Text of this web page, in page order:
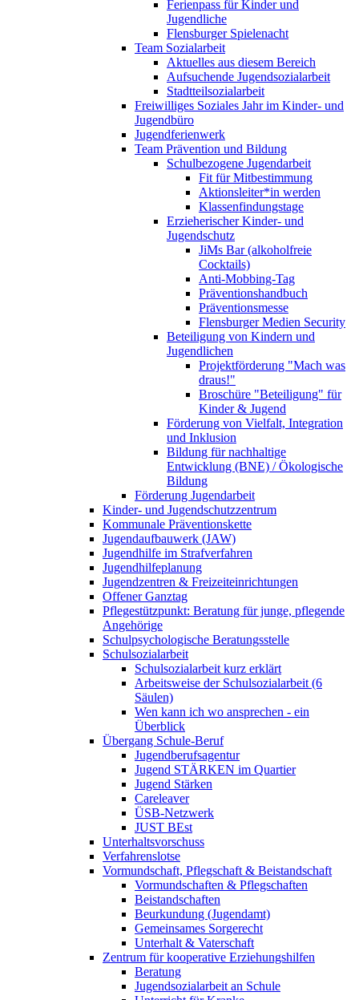
Ferienpass für Kinder und
Jugendliche
Flensburger Spielenacht
Team Sozialarbeit
Aktuelles aus diesem Bereich
Aufsuchende Jugendsozialarbeit
Stadtteilsozialarbeit
Freiwilliges Soziales Jahr im Kinder- und
Jugendbüro
Jugendferienwerk
Team Prävention und Bildung
Schulbezogene Jugendarbeit
Fit für Mitbestimmung
Aktionsleiter*in werden
Klassenfindungstage
Erzieherischer Kinder- und
Jugendschutz
JiMs Bar (alkoholfreie
Cocktails)
Anti-Mobbing-Tag
Präventionshandbuch
Präventionsmesse
Flensburger Medien Security
Beteiligung von Kindern und
Jugendlichen
Projektförderung "Mach was
draus!"
Broschüre "Beteiligung" für
Kinder & Jugend
Förderung von Vielfalt, Integration
und Inklusion
Bildung für nachhaltige
Entwicklung (BNE) / Ökologische
Bildung
Förderung Jugendarbeit
Kinder- und Jugendschutzzentrum
Kommunale Präventionskette
Jugendaufbauwerk (JAW)
Jugendhilfe im Strafverfahren
Jugendhilfeplanung
Jugendzentren & Freizeiteinrichtungen
Offener Ganztag
Pflegestützpunkt: Beratung für junge, pflegende
Angehörige
Schulpsychologische Beratungsstelle
Schulsozialarbeit
Schulsozialarbeit kurz erklärt
Arbeitsweise der Schulsozialarbeit (6
Säulen)
Wen kann ich wo ansprechen - ein
Überblick
Übergang Schule-Beruf
Jugendberufsagentur
Jugend STÄRKEN im Quartier
Jugend Stärken
Careleaver
ÜSB-Netzwerk
JUST BEst
Unterhaltsvorschuss
Verfahrenslotse
Vormundschaft, Pflegschaft & Beistandschaft
Vormundschaften & Pflegschaften
Beistandschaften
Beurkundung (Jugendamt)
Gemeinsames Sorgerecht
Unterhalt & Vaterschaft
Zentrum für kooperative Erziehungshilfen
Beratung
Jugendsozialarbeit an Schule